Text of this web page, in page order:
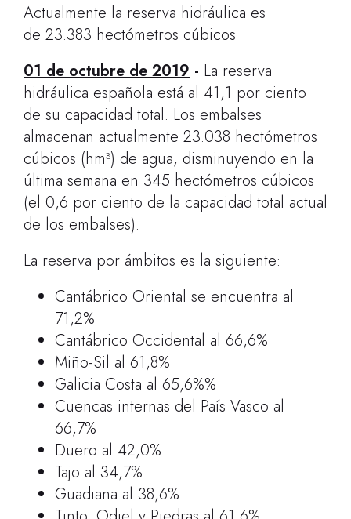
Actualmente la reserva hidráulica es
de 23.383 hectómetros cúbicos
01 de octubrede 2019 - La reserva
hidráulica española está al 41,1 por ciento
de su capacidad total. Los embalses
almacenan actualmente 23.038 hectómetros
cúbicos (hm³) de agua, disminuyendo en la
última semana en 345 hectómetros cúbicos
(el 0,6 por ciento de la capacidad total actual
de los embalses).
La reserva por ámbitos es la siguiente:
Cantábrico Oriental se encuentra al
71,2%
Cantábrico Occidental al 66,6%
Miño-Sil al 61,8%
Galicia Costa al 65,6%%
Cuencas internas del País Vasco al
66,7%
Duero al 42,0%
Tajo al 34,7%
Guadiana al 38,6%